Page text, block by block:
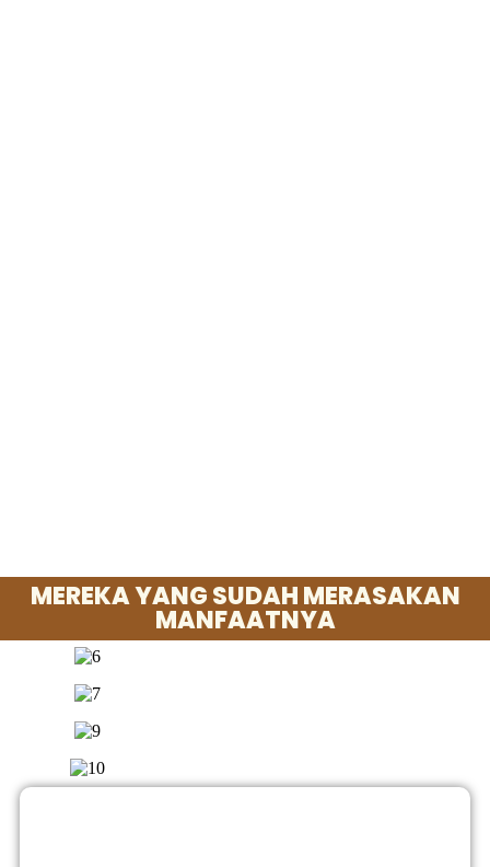
MEREKA YANG SUDAH MERASAKAN
MANFAATNYA